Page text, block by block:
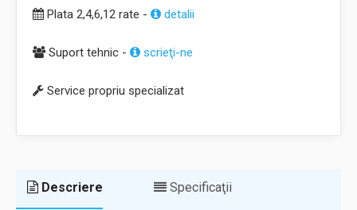
Plata 2,4,6,12 rate - detalii
Suport tehnic - scrieţi-ne
Service propriu specializat
Descriere Specificaţii